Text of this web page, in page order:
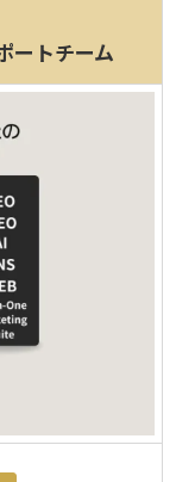
ートチーム